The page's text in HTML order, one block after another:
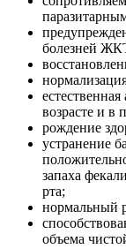
болезней
возрасте и в
рождение
устранение
запаха
рта;
нормальный
объема